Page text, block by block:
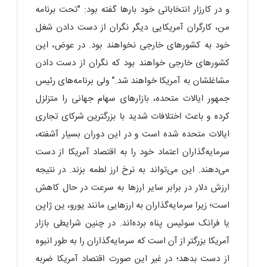
و در کارزار انتخاباتی خود بارها گفته بود: "تحت برنامه‌
من، کارگران آمریکایی دیگر نگران از دست دادن شغل
خود به کشور‌های خارجی نخواهند بود. در عوض، این
کشور‌های خارجی خواهند بود که نگران از دست دادن
مشاغلشان به آمریکا خواهند شد." ولی برنامه‌های رئیس
جمهور ایالات متحده، بازارهای سهام جهانی را متزلزل
کرده و باعث اختلافات شدید با بزرگترین شرکای تجاری
ایالات متحده شده است و در این دوران بسیار آشفته،
سرمایه‌گذاران اعتماد خود را به اقتصاد آمریکا از دست
می‌دهند. این می‌تواند به نرخ ارز لطمه بزند. در نتیجه
ارزش دلار در برابر سایر ارزها به سرعت در حال کاهش
است؛ زیرا سرمایه‌گذاران به ارزهایی مانند یورو، ین ژاپن
یا فرانک سوئیس پناه برده‌اند. در چنین شرایطی بازار
آمریکا بزرگتر از آن است که سرمایه‌گذاران را به طور انبوه
از دست بدهد؛ در غیر این صورت اقتصاد آمریکا ضربه